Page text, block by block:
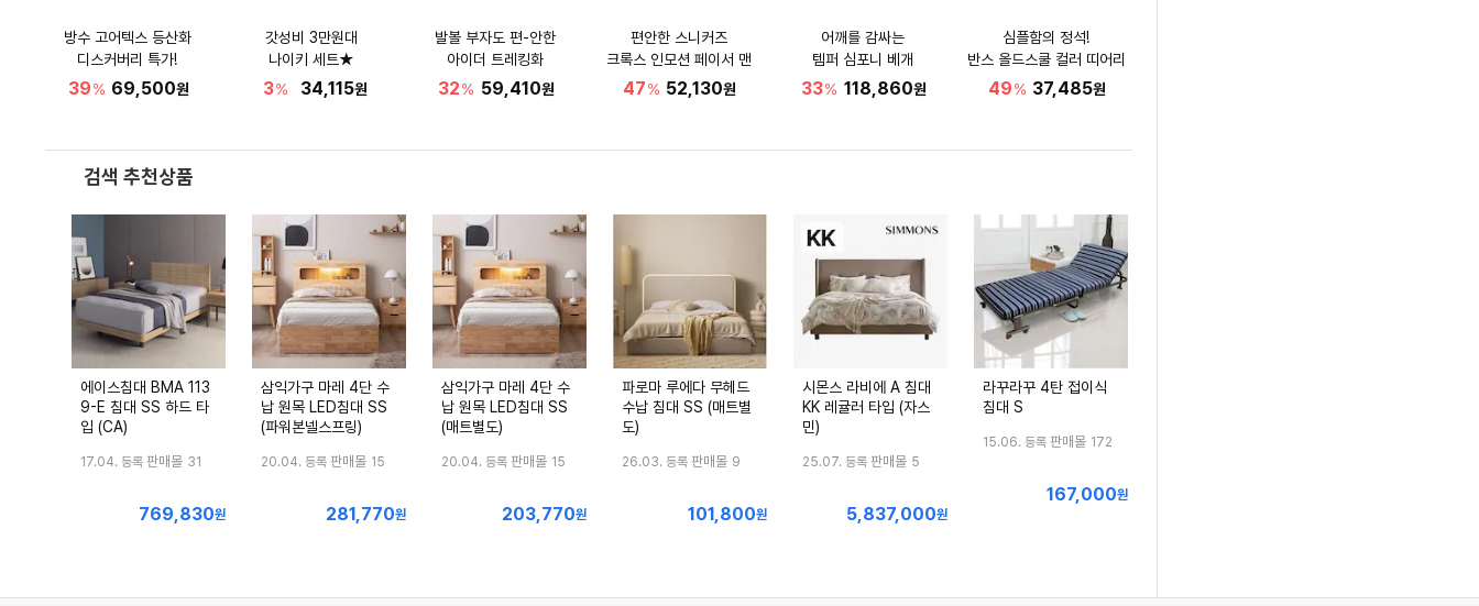
방수 고어텍스 등산화
디스커버리 특가!
39% 69,500원
갓성비 3만원대
나이키 세트★
3% 34,115원
발볼 부자도 편-안한
아이더 트레킹화
32% 59,410원
편안한 스니커즈
크록스 인모션 페이서 맨
47% 52,130원
어깨를 감싸는
템퍼 심포니 베개
33% 118,860원
심플함의 정석!
반스 올드스쿨 컬러 띠어리
49% 37,485원
검색 추천상품
에이스침대 BMA 113
9-E 침대 SS 하드 타
입 (CA)
17.04. 등록 판매몰 31
최
769,830원
삼익가구 마레 4단 수
납 원목 LED침대 SS
(파워본넬스프링)
20.04. 등록 판매몰 15
최
281,770원
삼익가구 마레 4단 수
납 원목 LED침대 SS
(매트별도)
20.04. 등록 판매몰 15
최
203,770원
파로마 루에다 무헤드
수납 침대 SS (매트별
도)
26.03. 등록 판매몰 9
최
101,800원
시몬스 라비에 A 침대
KK 레귤러 타입 (자스
민)
25.07. 등록 판매몰 5
최
5,837,000원
라꾸라꾸 4탄 접이식
침대 S
15.06. 등록 판매몰 172
최
167,000원